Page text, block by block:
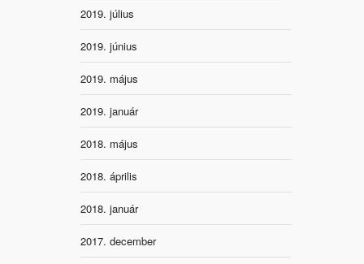
2019. július
2019. június
2019. május
2019. január
2018. május
2018. április
2018. január
2017. december